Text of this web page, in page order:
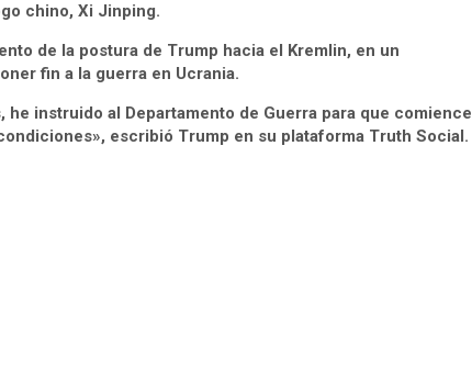
chino, Xi Jinping.
de la postura de Trump hacia el Kremlin, en un
fin a la guerra en Ucrania.
instruido al Departamento de Guerra para que comience
escribió Trump en su plataforma Truth Social.